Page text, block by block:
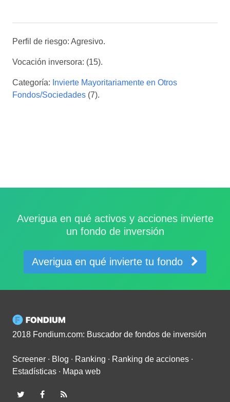
Perfil de riesgo: Agresivo.
Vocación inversora: (15).
Categoría: Invierte Mayoritariamente en Otros
Fondos/Sociedades (7).
Averigua en qué activos y acciones invierte
un fondo de inversión
Averigua en qué invierte tu fondo
2018 Fondium.com: Buscador de fondos de inversión
Screener ∙ Blog ∙ Ranking ∙ Ranking de acciones ∙
Estadísticas ∙ Mapa web